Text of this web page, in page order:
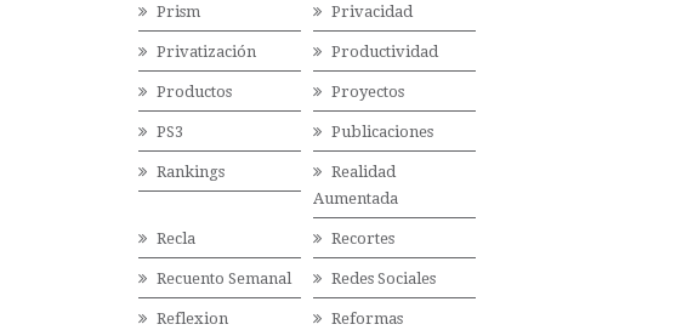
Prism Privacidad
Privatización Productividad
Productos Proyectos
PS3 Publicaciones
Rankings
Realidad
Aumentada
Recla Recortes
Recuento Semanal Redes Sociales
Reflexion Reformas